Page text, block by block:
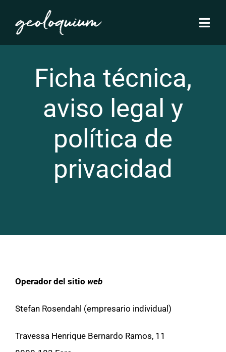
content
recorridos
Ficha técnica,
aviso legal y
política de
privacidad
Operador del sitio web
Stefan Rosendahl (empresario individual)
Travessa Henrique Bernardo Ramos, 11